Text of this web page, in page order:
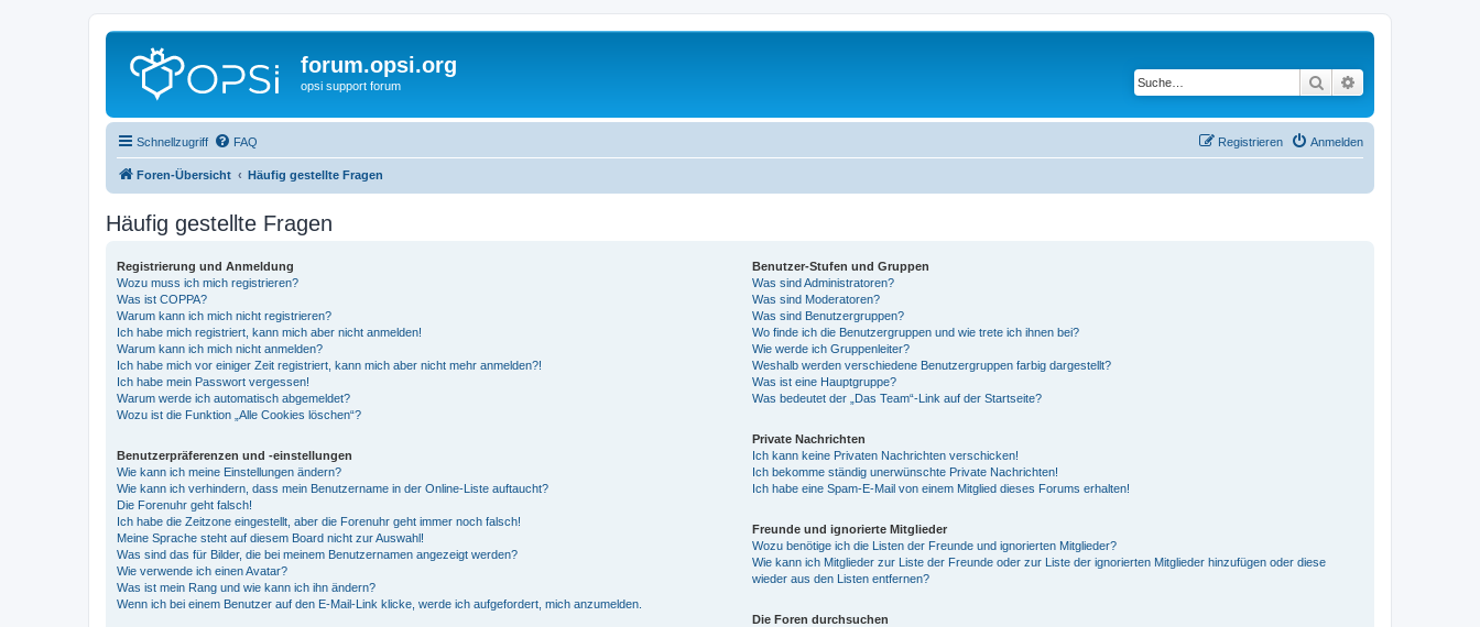
forum.opsi.org
opsi support forum Suche
Schnellzugriff FAQ Anmelden
Registrieren
Foren-Übersicht Häufig gestellte Fragen
Häufig gestellte Fragen
Registrierung und Anmeldung
Wozu muss ich mich registrieren?
Was ist COPPA?
Warum kann ich mich nicht registrieren?
Ich habe mich registriert, kann mich aber nicht anmelden!
Warum kann ich mich nicht anmelden?
Ich habe mich vor einiger Zeit registriert, kann mich aber nicht mehr anmelden?!
Ich habe mein Passwort vergessen!
Warum werde ich automatisch abgemeldet?
Wozu ist die Funktion „Alle Cookies löschen“?
Benutzerpräferenzen und -einstellungen
Wie kann ich meine Einstellungen ändern?
Wie kann ich verhindern, dass mein Benutzername in der Online-Liste auftaucht?
Die Forenuhr geht falsch!
Ich habe die Zeitzone eingestellt, aber die Forenuhr geht immer noch falsch!
Meine Sprache steht auf diesem Board nicht zur Auswahl!
Was sind das für Bilder, die bei meinem Benutzernamen angezeigt werden?
Wie verwende ich einen Avatar?
Was ist mein Rang und wie kann ich ihn ändern?
Wenn ich bei einem Benutzer auf den E-Mail-Link klicke, werde ich aufgefordert, mich anzumelden.
Benutzer-Stufen und Gruppen
Was sind Administratoren?
Was sind Moderatoren?
Was sind Benutzergruppen?
Wo finde ich die Benutzergruppen und wie trete ich ihnen bei?
Wie werde ich Gruppenleiter?
Weshalb werden verschiedene Benutzergruppen farbig dargestellt?
Was ist eine Hauptgruppe?
Was bedeutet der „Das Team“-Link auf der Startseite?
Private Nachrichten
Ich kann keine Privaten Nachrichten verschicken!
Ich bekomme ständig unerwünschte Private Nachrichten!
Ich habe eine Spam-E-Mail von einem Mitglied dieses Forums erhalten!
Freunde und ignorierte Mitglieder
Wozu benötige ich die Listen der Freunde und ignorierten Mitglieder?
Wie kann ich Mitglieder zur Liste der Freunde oder zur Liste der ignorierten Mitglieder hinzufügen oder diese
wieder aus den Listen entfernen?
Die Foren durchsuchen